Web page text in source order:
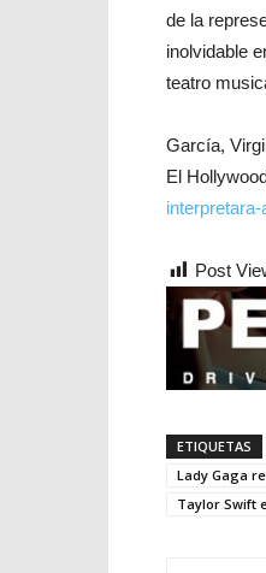
de la
inolvidable
teatro
García,
El
Post
ETIQUETAS
Lady Gaga
Taylor Swift